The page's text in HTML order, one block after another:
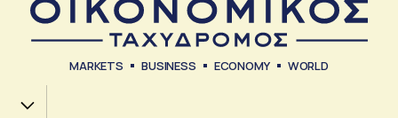
MARKETS BUSINESS ECONOMY WORLD
Χ.Α.